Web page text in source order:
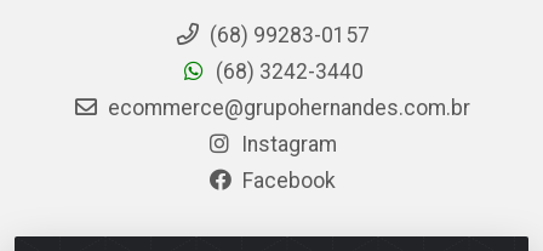
(68) 99283-0157
(68) 3242-3440
ecommerce@grupohernandes.com.br
Instagram
Facebook